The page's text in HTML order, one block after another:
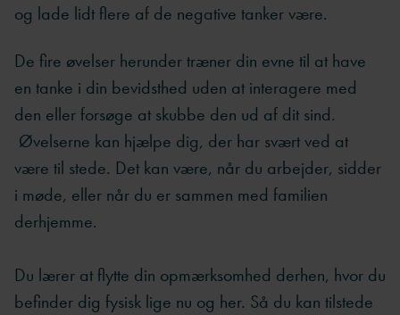
og lade lidt flere af de negative tanker være.
De fire øvelser herunder træner din evne til at have
en tanke i din bevidsthed uden at interagere med
den eller forsøge at skubbe den ud af dit sind.
Øvelserne kan hjælpe dig, der har svært ved at
være til stede. Det kan være, når du arbejder, sidder
i møde, eller når du er sammen med familien
derhjemme.
Du lærer at flytte din opmærksomhed derhen, hvor du
befinder dig fysisk lige nu og her. Så du kan tilstede